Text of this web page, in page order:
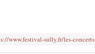
www.festival-sully.fr/les-concerts